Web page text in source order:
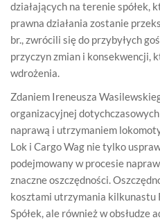
działających na terenie spółek,
prawna działania zostanie
br., zwrócili się do przybyłych
przyczyn zmian i konsekwencji,
wdrożenia.
Zdaniem Ireneusza
organizacyjnej
naprawą i utrzymaniem
Lok i Cargo Wag nie tylko
podejmowany w procesie
znaczne oszczędności.
kosztami utrzymania kilkunastu
Spółek, ale również w